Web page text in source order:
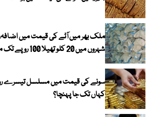
ملک بھر میں آٹے کی قیمت میں
شہروں میں 20 کلو تھیلا 100 روپے تک مہنگا
سونے کی قیمت میں مسلسل تیسرے روز
کہاں تک جا پہنچا؟